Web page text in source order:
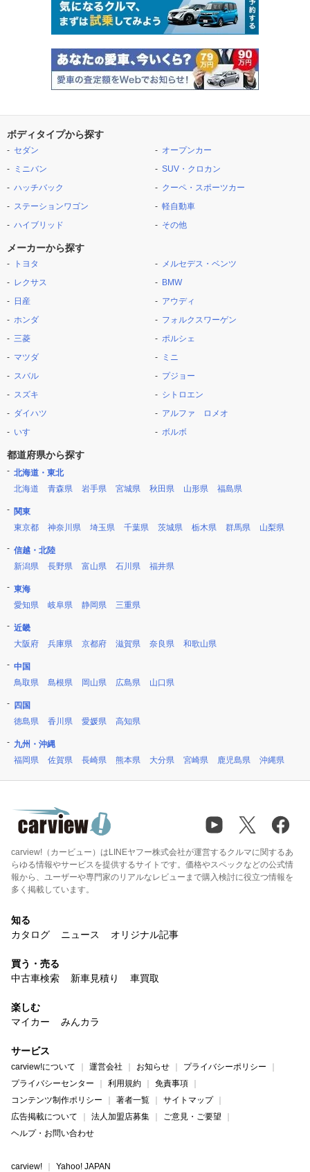
ボディタイプから探す
セダン
ミニバン
ハッチバック
ステーションワゴン
ハイブリッド
オープンカー
SUV・クロカン
クーペ・スポーツカー
軽自動車
その他
メーカーから探す
トヨタ
レクサス
日産
ホンダ
三菱
マツダ
スバル
スズキ
ダイハツ
いすゞ
メルセデス・ベンツ
BMW
アウディ
フォルクスワーゲン
ポルシェ
ミニ
プジョー
シトロエン
アルファ ロメオ
ボルボ
都道府県から探す
北海道・東北
北海道
青森県 岩手県 宮城県 秋田県 山形県 福島県
関東
東京都
神奈川県 埼玉県 千葉県 茨城県 栃木県 群馬県 山梨県
信越・北陸
新潟県
長野県 富山県 石川県 福井県
東海
愛知県
岐阜県 静岡県 三重県
近畿
大阪府
兵庫県 京都府 滋賀県 奈良県 和歌山県
中国
鳥取県
島根県 岡山県 広島県 山口県
四国
徳島県
香川県 愛媛県 高知県
九州・沖縄
福岡県
佐賀県 長崎県 熊本県 大分県 宮崎県 鹿児島県 沖縄県
carview!（カービュー）はLINEヤフー株式会社が運営するクルマに関するあ
らゆる情報やサービスを提供するサイトです。価格やスペックなどの公式情
報から、ユーザーや専門家のリアルなレビューまで購入検討に役立つ情報を
多く掲載しています。
知る
カタログ
ニュース オリジナル記事
買う・売る
中古車検索
新車見積り 車買取
楽しむ
マイカー
みんカラ
サービス
carview!について 運営会社 お知らせ
プライバシーポリシー
プライバシーセンター
利用規約
免責事項
コンテンツ制作ポリシー
著者一覧
サイトマップ
広告掲載について
法人加盟店募集
ご意見・ご要望
ヘルプ・お問い合わせ
carview! Yahoo! JAPAN